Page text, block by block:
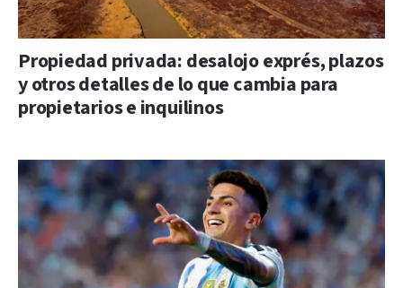
Propiedad privada: desalojo exprés, plazos
y otros detalles de lo que cambia para
propietarios e inquilinos